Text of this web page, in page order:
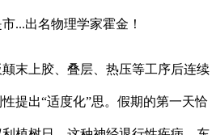
...出名物理学家霍金！
上胶、叠层、热压等工序后连续
提出“适度化”思。假期的第一天恰